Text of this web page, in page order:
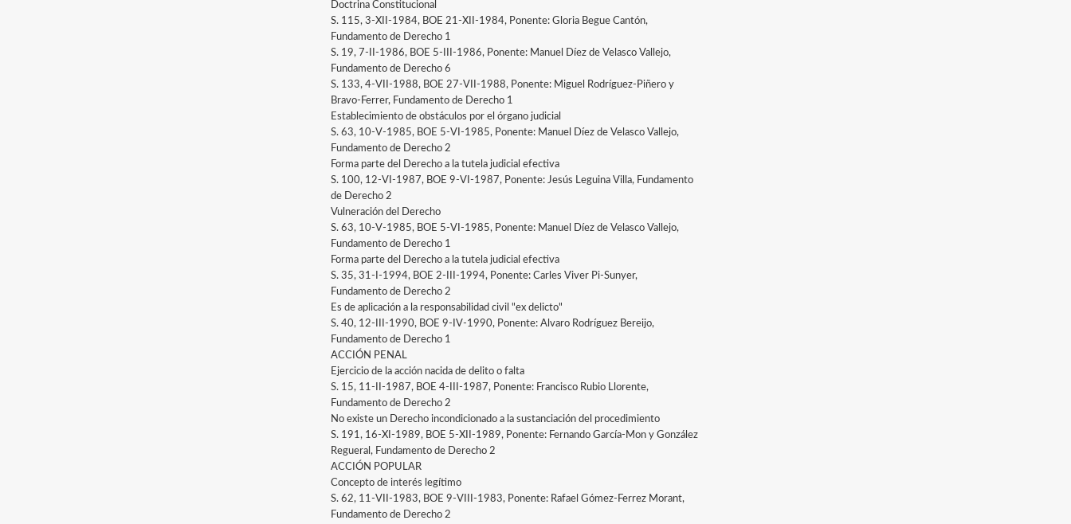
Doctrina Constitucional
S. 115, 3-XII-1984, BOE 21-XII-1984, Ponente: Gloria Begue Cantón,
Fundamento de Derecho 1
S. 19, 7-II-1986, BOE 5-III-1986, Ponente: Manuel Díez de Velasco Vallejo,
Fundamento de Derecho 6
S. 133, 4-VII-1988, BOE 27-VII-1988, Ponente: Miguel Rodríguez-Piñero y
Bravo-Ferrer, Fundamento de Derecho 1
Establecimiento de obstáculos por el órgano judicial
S. 63, 10-V-1985, BOE 5-VI-1985, Ponente: Manuel Díez de Velasco Vallejo,
Fundamento de Derecho 2
Forma parte del Derecho a la tutela judicial efectiva
S. 100, 12-VI-1987, BOE 9-VI-1987, Ponente: Jesús Leguina Villa, Fundamento
de Derecho 2
Vulneración del Derecho
S. 63, 10-V-1985, BOE 5-VI-1985, Ponente: Manuel Díez de Velasco Vallejo,
Fundamento de Derecho 1
Forma parte del Derecho a la tutela judicial efectiva
S. 35, 31-I-1994, BOE 2-III-1994, Ponente: Carles Viver Pi-Sunyer,
Fundamento de Derecho 2
Es de aplicación a la responsabilidad civil "ex delicto"
S. 40, 12-III-1990, BOE 9-IV-1990, Ponente: Alvaro Rodríguez Bereijo,
Fundamento de Derecho 1
ACCIÓN PENAL
Ejercicio de la acción nacida de delito o falta
S. 15, 11-II-1987, BOE 4-III-1987, Ponente: Francisco Rubio Llorente,
Fundamento de Derecho 2
No existe un Derecho incondicionado a la sustanciación del procedimiento
S. 191, 16-XI-1989, BOE 5-XII-1989, Ponente: Fernando García-Mon y González
Regueral, Fundamento de Derecho 2
ACCIÓN POPULAR
Concepto de interés legítimo
S. 62, 11-VII-1983, BOE 9-VIII-1983, Ponente: Rafael Gómez-Ferrez Morant,
Fundamento de Derecho 2